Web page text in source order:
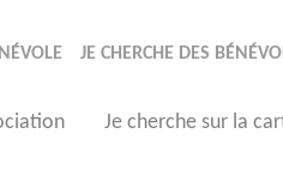
JE CHERCHE DES
Je cherche sur la